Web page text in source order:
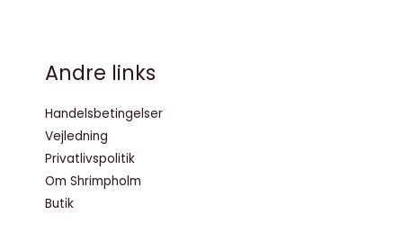
Andre links
Handelsbetingelser
Vejledning
Privatlivspolitik
Om Shrimpholm
Butik